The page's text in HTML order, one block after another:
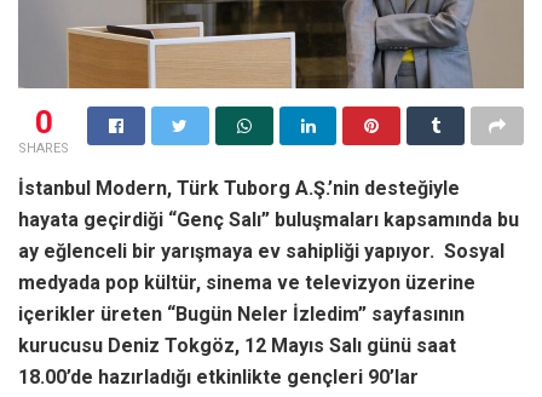
0
SHARES
İstanbul Modern, Türk Tuborg A.Ş.’nin desteğiyle
hayata geçirdiği “Genç Salı” buluşmaları kapsamında bu
ay eğlenceli bir yarışmaya ev sahipliği yapıyor. Sosyal
medyada pop kültür, sinema ve televizyon üzerine
içerikler üreten “Bugün Neler İzledim” sayfasının
kurucusu Deniz Tokgöz, 12 Mayıs Salı günü saat
18.00’de hazırladığı etkinlikte gençleri 90’lar